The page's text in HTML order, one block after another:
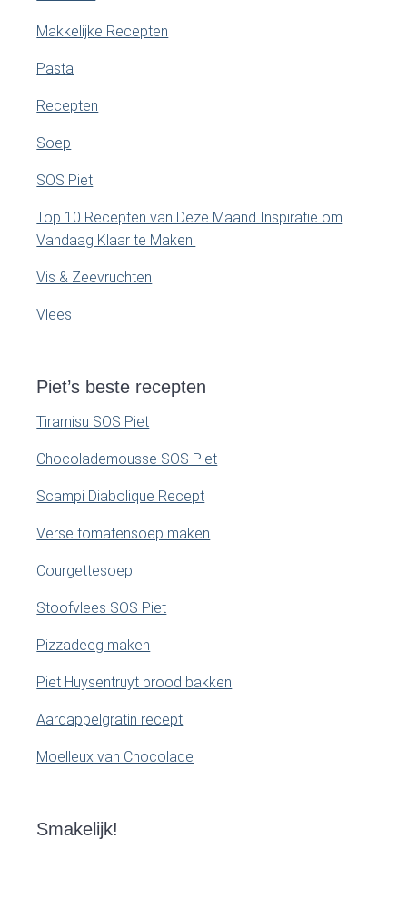
Makkelijke Recepten
Pasta
Recepten
Soep
SOS Piet
Top 10 Recepten van Deze Maand Inspiratie om
Vandaag Klaar te Maken!
Vis & Zeevruchten
Vlees
Piet’s beste recepten
Tiramisu SOS Piet
Chocolademousse SOS Piet
Scampi Diabolique Recept
Verse tomatensoep maken
Courgettesoep
Stoofvlees SOS Piet
Pizzadeeg maken
Piet Huysentruyt brood bakken
Aardappelgratin recept
Moelleux van Chocolade
Smakelijk!